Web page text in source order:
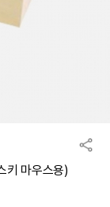
키 마우스용)